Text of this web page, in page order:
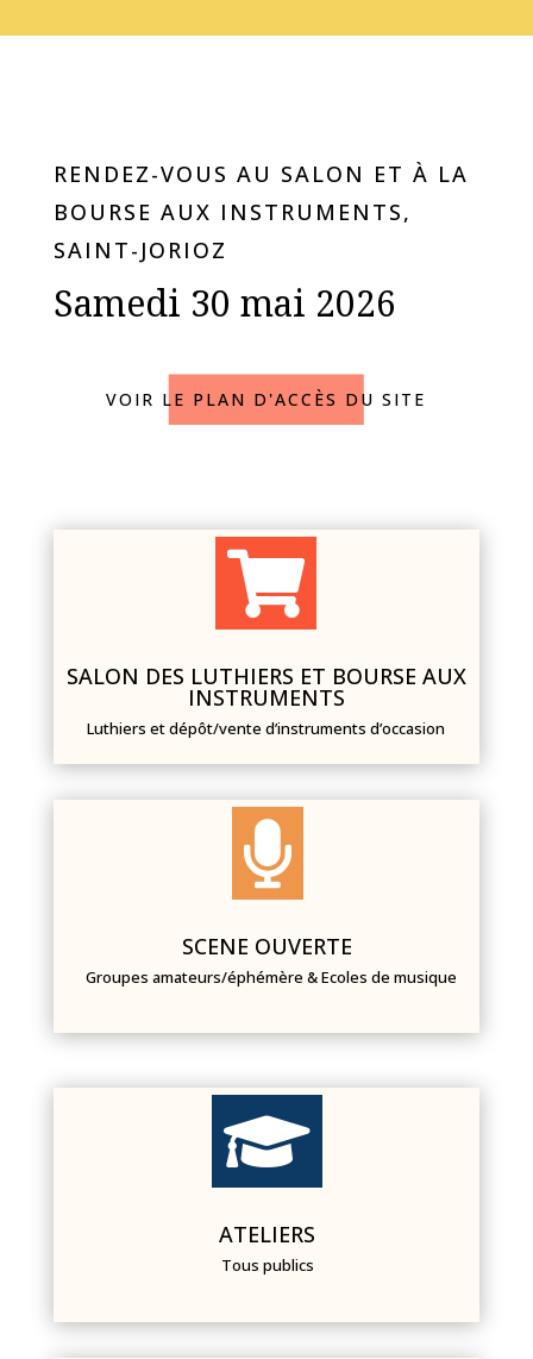
RENDEZ-VOUS AU SALON ET À LA
BOURSE AUX INSTRUMENTS,
SAINT-JORIOZ
Samedi 30 mai 2026
VOIR LE PLAN D'ACCÈS DU SITE

SALON DES LUTHIERS ET BOURSE AUX
INSTRUMENTS
Luthiers et dépôt/vente d’instruments d’occasion

SCENE OUVERTE
Groupes amateurs/éphémère & Ecoles de musique

ATELIERS
Tous publics